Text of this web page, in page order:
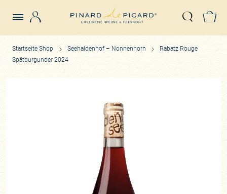
Suche
Startseite Shop Seehaldenhof – Nonnenhorn
Rabatz Rouge
Spätburgunder 2024